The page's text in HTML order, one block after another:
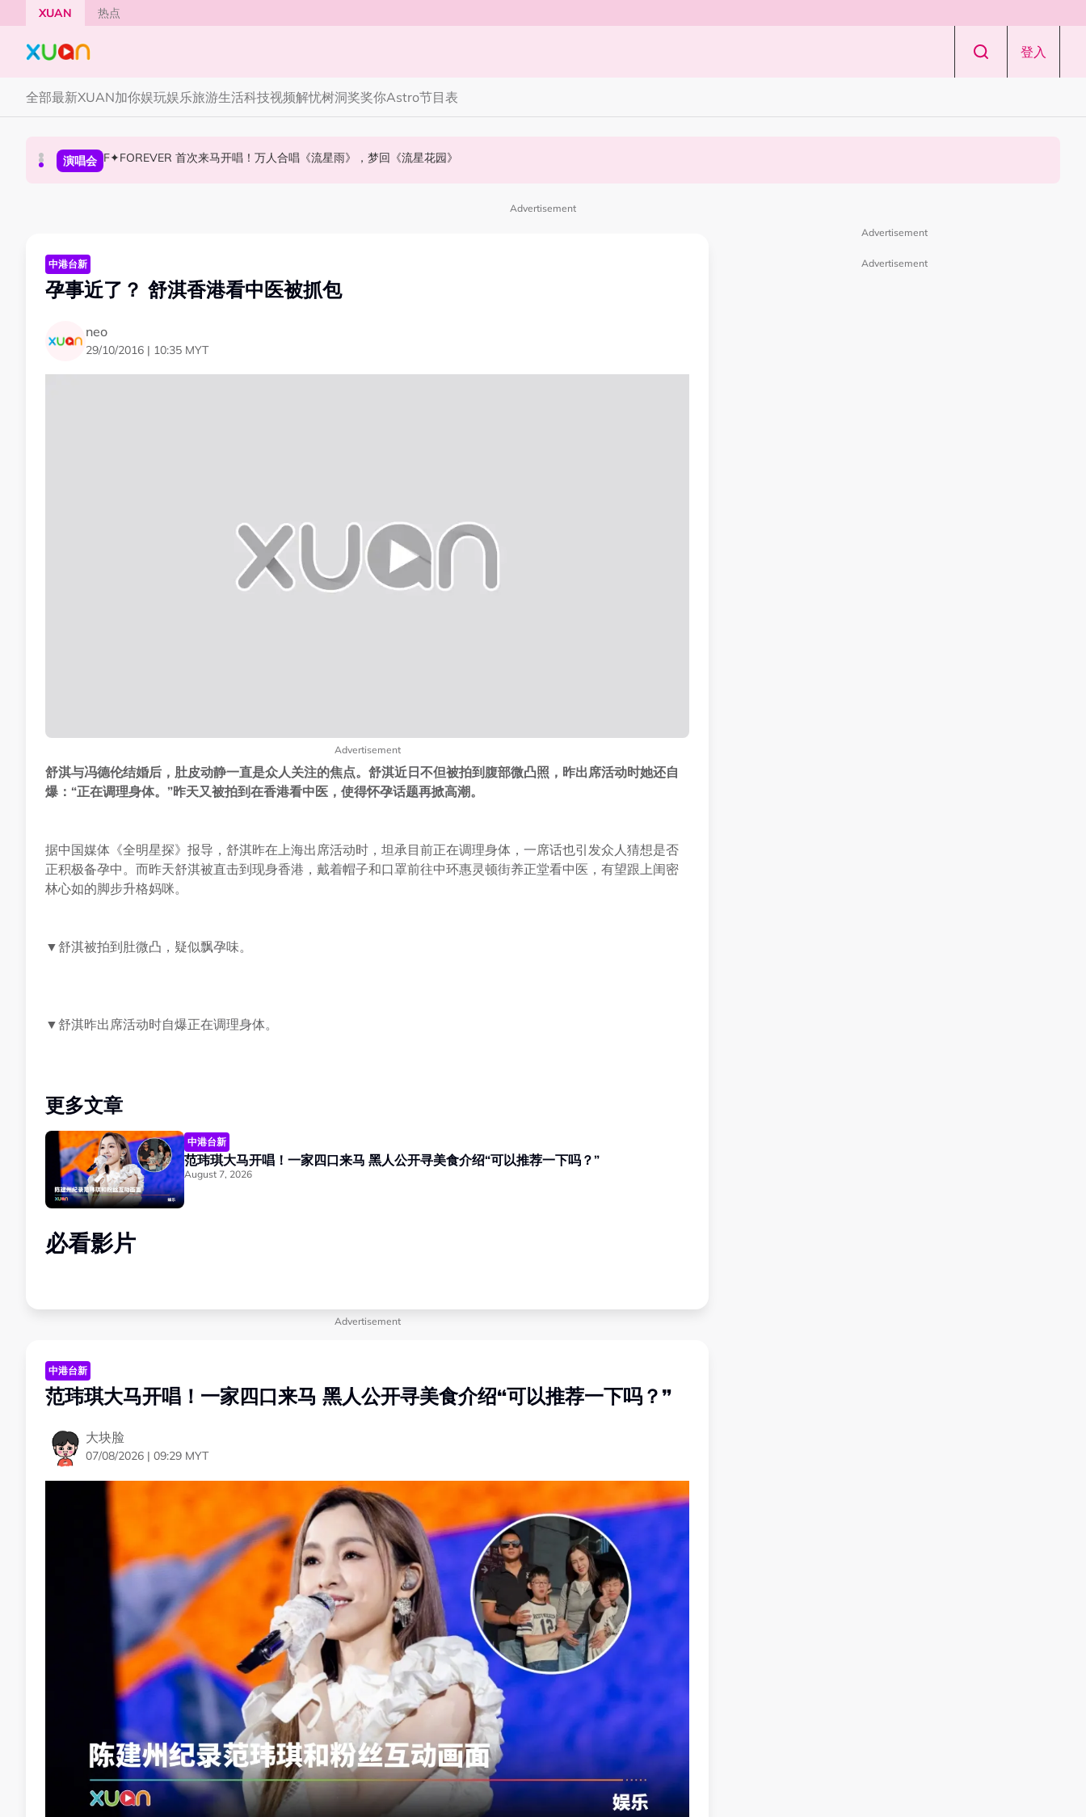
Skip to main content
XUAN 热点
登入
全部最新XUAN加你娱玩娱乐旅游生活科技视频解忧树洞奖奖你Astro节目表
国际星闻 张员瑛频陷耍大牌争议！首度吐心声：真相终究会浮出水面！
演唱会 F✦FOREVER 首次来马开唱！万人合唱《流星雨》，梦回《流星花园》
国际星闻 CORTIS MARTIN一开口就沦陷！深情演绎JANNABI歌曲获网友狂赞！
Advertisement
中港台新
孕事近了？ 舒淇香港看中医被抓包
neo
29/10/2016 | 10:35 MYT
Advertisement
舒淇与冯德伦结婚后，肚皮动静一直是众人关注的焦点。舒淇近日不但被拍到腹部微凸照，昨出席活动时她还自
爆：“正在调理身体。”昨天又被拍到在香港看中医，使得怀孕话题再掀高潮。
据中国媒体《全明星探》报导，舒淇昨在上海出席活动时，坦承目前正在调理身体，一席话也引发众人猜想是否
正积极备孕中。而昨天舒淇被直击到现身香港，戴着帽子和口罩前往中环惠灵顿街养正堂看中医，有望跟上闺密
林心如的脚步升格妈咪。
▼舒淇被拍到肚微凸，疑似飘孕味。
▼舒淇昨出席活动时自爆正在调理身体。
更多文章
中港台新
范玮琪大马开唱！一家四口来马 黑人公开寻美食介绍“可以推荐一下吗？”
August 7, 2026
必看影片
Advertisement
中港台新
范玮琪大马开唱！一家四口来马 黑人公开寻美食介绍“可以推荐一下吗？”
大块脸
07/08/2026 | 09:29 MYT
Advertisement
Advertisement